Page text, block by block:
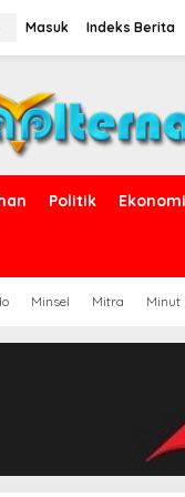
Masuk Indeks Berita
Politik
Minsel Mitra Minut